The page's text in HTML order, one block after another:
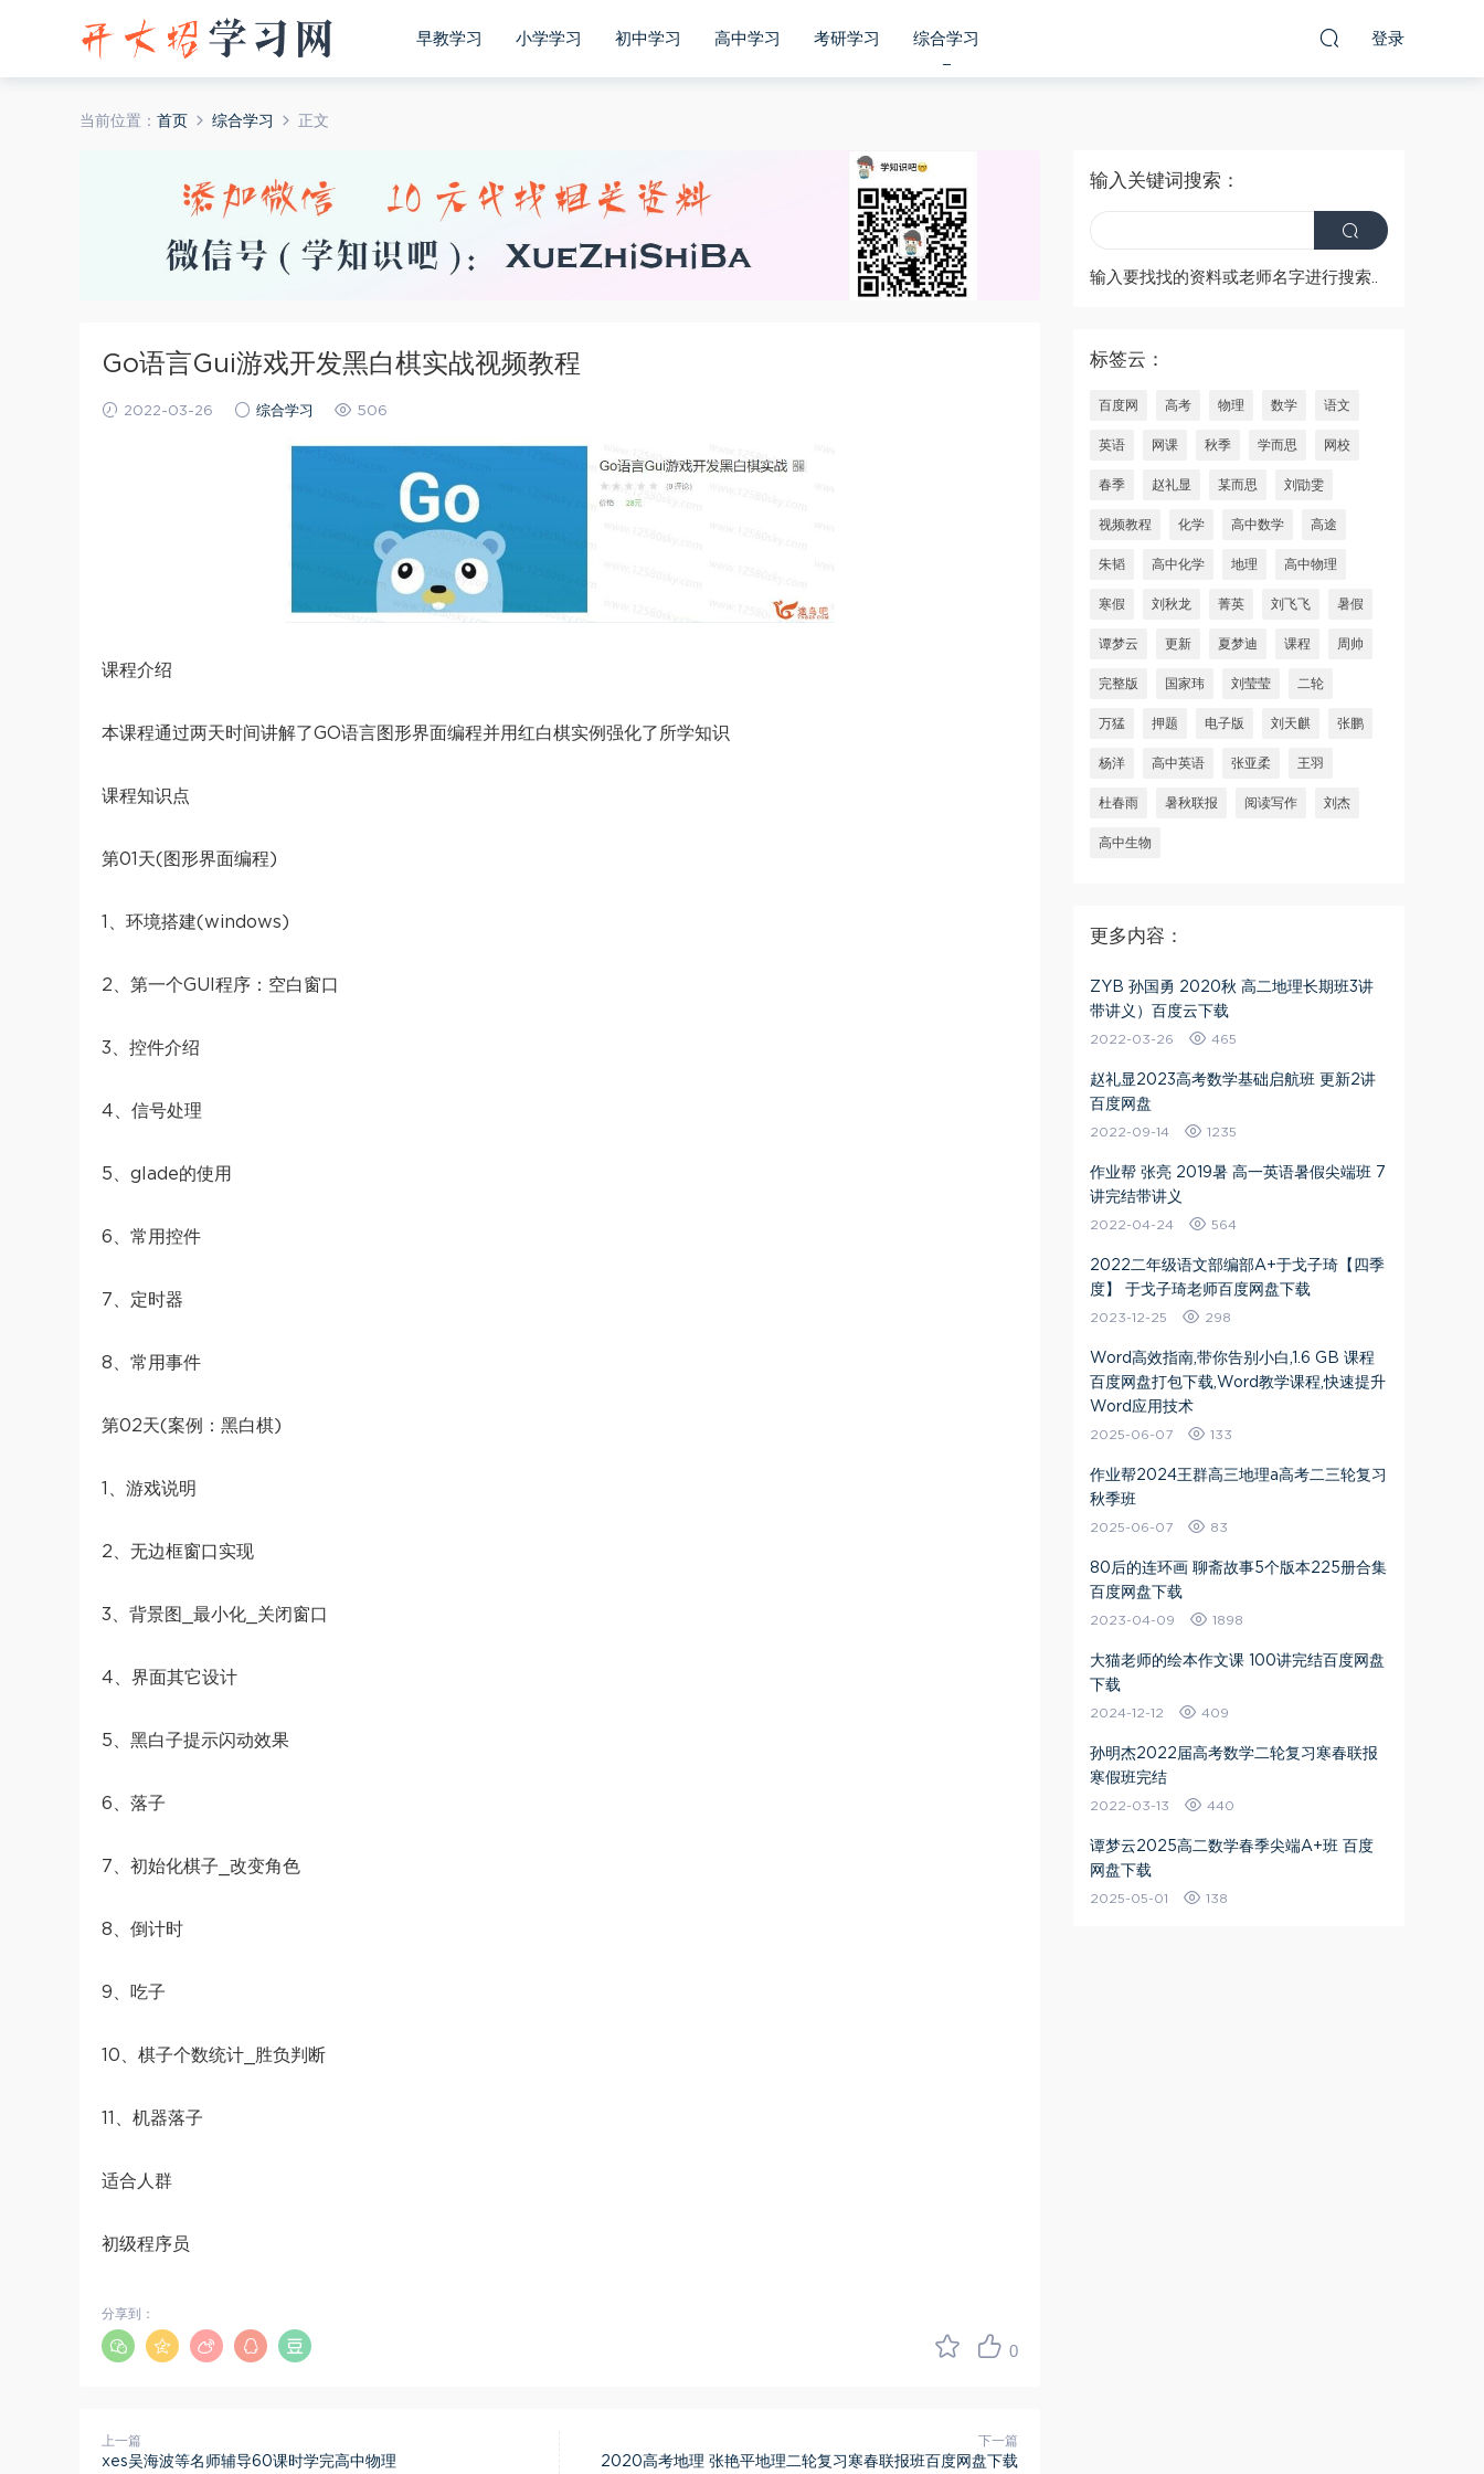
早教学习 小学学习 初中学习 高中学习 考研学习 综合学习 登录
当前位置： 首页 综合学习 正文
Go语言Gui游戏开发黑白棋实战视频教程
2022-03-26 综合学习 506
课程介绍
本课程通过两天时间讲解了GO语言图形界面编程并用红白棋实例强化了所学知识
课程知识点
第01天(图形界面编程)
1、环境搭建(windows)
2、第一个GUI程序：空白窗口
3、控件介绍
4、信号处理
5、glade的使用
6、常用控件
7、定时器
8、常用事件
第02天(案例：黑白棋)
1、游戏说明
2、无边框窗口实现
3、背景图_最小化_关闭窗口
4、界面其它设计
5、黑白子提示闪动效果
6、落子
7、初始化棋子_改变角色
8、倒计时
9、吃子
10、棋子个数统计_胜负判断
11、机器落子
适合人群
初级程序员
0
分享到：
上一篇
xes吴海波等名师辅导60课时学完高中物理
下一篇
2020高考地理 张艳平地理二轮复习寒春联报班百度网盘下载
输入关键词搜索：
输入要找找的资料或老师名字进行搜索..
标签云：
百度网 高考 物理 数学 语文
英语 网课 秋季 学而思 网校
春季 赵礼显 某而思 刘勖雯
视频教程 化学 高中数学 高途
朱韬 高中化学 地理 高中物理
寒假 刘秋龙 菁英 刘飞飞 暑假
谭梦云 更新 夏梦迪 课程 周帅
完整版 国家玮 刘莹莹 二轮
万猛 押题 电子版 刘天麒 张鹏
杨洋 高中英语 张亚柔 王羽
杜春雨 暑秋联报 阅读写作 刘杰
高中生物
更多内容：
ZYB 孙国勇 2020秋 高二地理长期班3讲
带讲义）百度云下载
2022-03-26 465
赵礼显2023高考数学基础启航班 更新2讲
百度网盘
2022-09-14 1235
作业帮 张亮 2019暑 高一英语暑假尖端班 7
讲完结带讲义
2022-04-24 564
2022二年级语文部编部A+于戈子琦【四季
度】 于戈子琦老师百度网盘下载
2023-12-25 298
Word高效指南,带你告别小白,1.6 GB 课程
百度网盘打包下载,Word教学课程,快速提升
Word应用技术
2025-06-07 133
作业帮2024王群高三地理a高考二三轮复习
秋季班
2025-06-07 83
80后的连环画 聊斋故事5个版本225册合集
百度网盘下载
2023-04-09 1898
大猫老师的绘本作文课 100讲完结百度网盘
下载
2024-12-12 409
孙明杰2022届高考数学二轮复习寒春联报
寒假班完结
2022-03-13 440
谭梦云2025高二数学春季尖端A+班 百度
网盘下载
2025-05-01 138